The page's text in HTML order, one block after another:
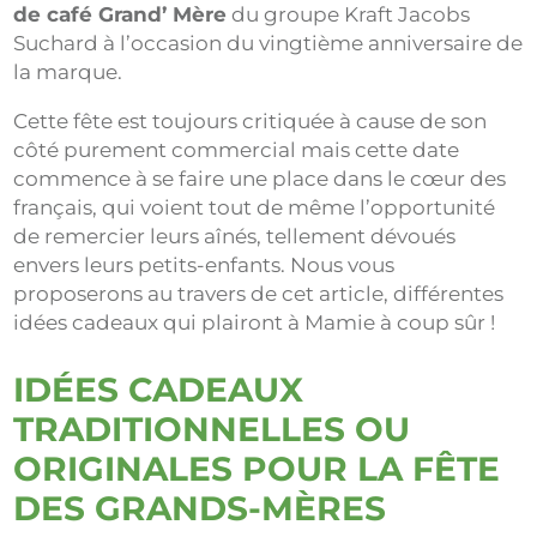
de café Grand’ Mère du groupe Kraft Jacobs
Suchard à l’occasion du vingtième anniversaire de
la marque.
Cette fête est toujours critiquée à cause de son
côté purement commercial mais cette date
commence à se faire une place dans le cœur des
français, qui voient tout de même l’opportunité
de remercier leurs aînés, tellement dévoués
envers leurs petits-enfants. Nous vous
proposerons au travers de cet article, différentes
idées cadeaux qui plairont à Mamie à coup sûr !
IDÉES CADEAUX
TRADITIONNELLES OU
ORIGINALES POUR LA FÊTE
DES GRANDS-MÈRES